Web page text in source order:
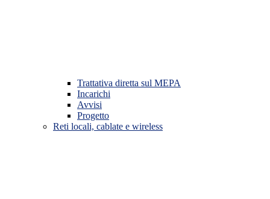
Trattativa diretta sul MEPA
Incarichi
Avvisi
Progetto
Reti locali, cablate e wireless